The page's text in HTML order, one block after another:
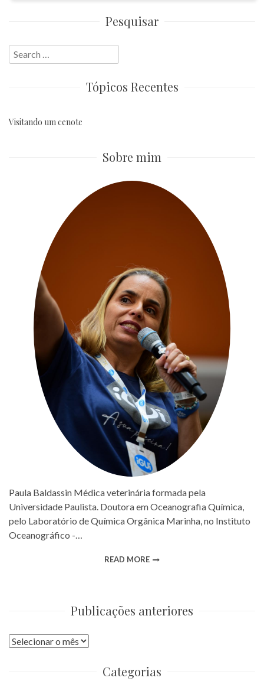
Pesquisar
Search
for:
Tópicos Recentes
Visitando um cenote
Sobre mim
Paula Baldassin Médica veterinária formada pela
Universidade Paulista. Doutora em Oceanografia Química,
pelo Laboratório de Química Orgânica Marinha, no Instituto
Oceanográfico -…
READ MORE
Publicações anteriores
Publicações
Categorias